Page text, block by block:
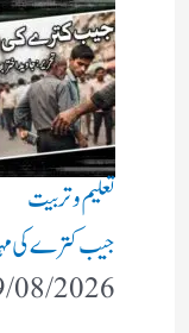
تعلیم و تربیت
جیب کترے کی
08/2026